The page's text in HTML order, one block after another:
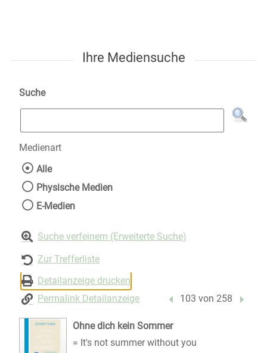
Ihre Mediensuche
Suche
Medienart
Wählen Sie die Medienart nach der Sie
Alle
Physische Medien
E-Medien
Suche verfeinern (Erweiterte Suche)
Zur Trefferliste
Detailanzeige drucken
Permalink Detailanzeige
Vorheriger Treffer
103 von 258
Ohne dich kein Sommer
= It's not summer without you